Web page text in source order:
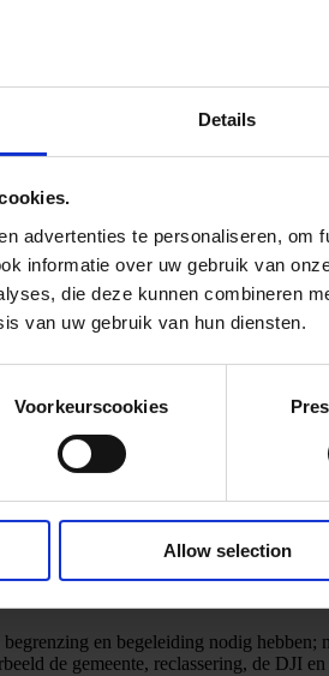
Details
advertenties te personaliseren, om
informatie over uw gebruik van
die deze kunnen combineren
van uw gebruik van hun diensten.
Voorkeurscookies
Allow selection
en begeleiding nodig
de gemeente, reclassering, de DJI